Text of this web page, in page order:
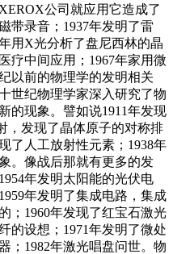
公司就应用它造成了
带录音；1937年发明了雷
用X光分析了盘尼西林的晶
疗中间应用；1967年家用微
以前的物理学的发明相关
世纪物理学家深入研究了物
的现象。譬如说1911年发现
，发现了晶体原子的对称排
了人工放射性元素；1938年
。像战后那就有更多的发
年发明太阳能的光伏电
年发明了集成电路，集成
；1960年发现了红宝石激光
的设想；1971年发明了微处
；1982年激光唱盘问世。物